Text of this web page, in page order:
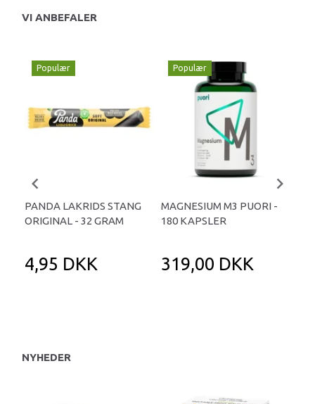
VI ANBEFALER
Populær
PANDA LAKRIDS STANG
ORIGINAL - 32 GRAM
4,95 DKK
Populær
MAGNESIUM M3 PUORI -
180 KAPSLER
319,00 DKK
NYHEDER